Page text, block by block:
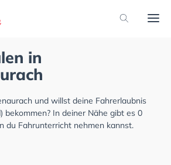
in
und willst deine Fahrerlaubnis
bekommen? In deiner Nähe gibt es 0
du Fahrunterricht nehmen kannst.